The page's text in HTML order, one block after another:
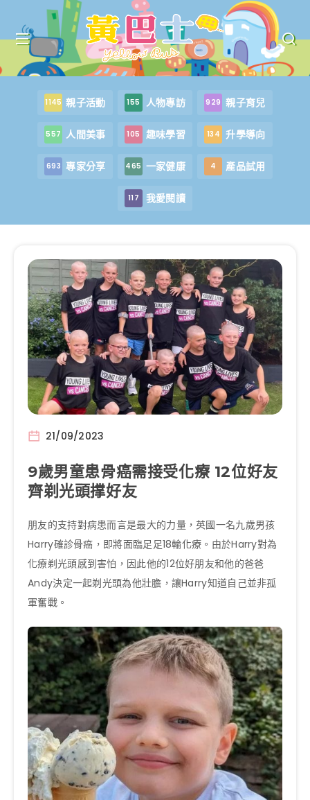
1145 親子活動 155 人物專訪 929 親子育兒
557 人間美事 105 趣味學習 134 升學導向
693 專家分享 465 一家健康 4 產品試用
117 我愛閱讀
21/09/2023
9歲男童患骨癌需接受化療 12位好友
齊剃光頭撑好友
朋友的支持對病患而言是最大的力量，英國一名九歲男孩
Harry確診骨癌，即將面臨足足18輪化療。由於Harry對為
化療剃光頭感到害怕，因此他的12位好朋友和他的爸爸
Andy決定一起剃光頭為他壯膽，讓Harry知道自己並非孤
軍奮戰。